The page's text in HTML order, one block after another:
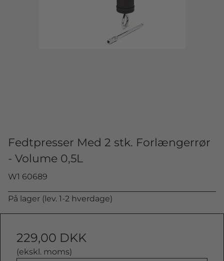
Fedtpresser Med 2 stk. Forlængerrør
- Volume 0,5L
W1 60689
På lager (lev. 1-2 hverdage)
229,00 DKK
(ekskl. moms)